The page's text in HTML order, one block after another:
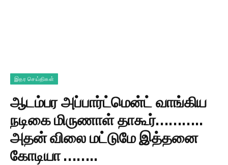
இதர செய்திகள்
ஆடம்பர அப்பார்ட்மென்ட் வாங்கிய
நடிகை மிருணாள் தாகூர்………..
அதன் விலை மட்டுமே இத்தனை
கோடியா ……..